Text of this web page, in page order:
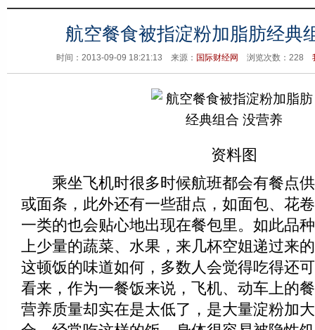
航空餐食被指淀粉加脂肪经典
时间：2013-09-09 18:21:13 来源： 国际财经网 浏览次数： 228
资料图
乘坐飞机时很多时候航班都会有餐点供
或面条，此外还有一些甜点，如面包、花
一类的也会贴心地出现在餐包里。如此品
上少量的蔬菜、水果，来几杯空姐递过来
这顿饭的味道如何，多数人会觉得吃得还
看来，作为一餐饭来说，飞机、动车上的
营养质量却实在是太低了，是大量淀粉加